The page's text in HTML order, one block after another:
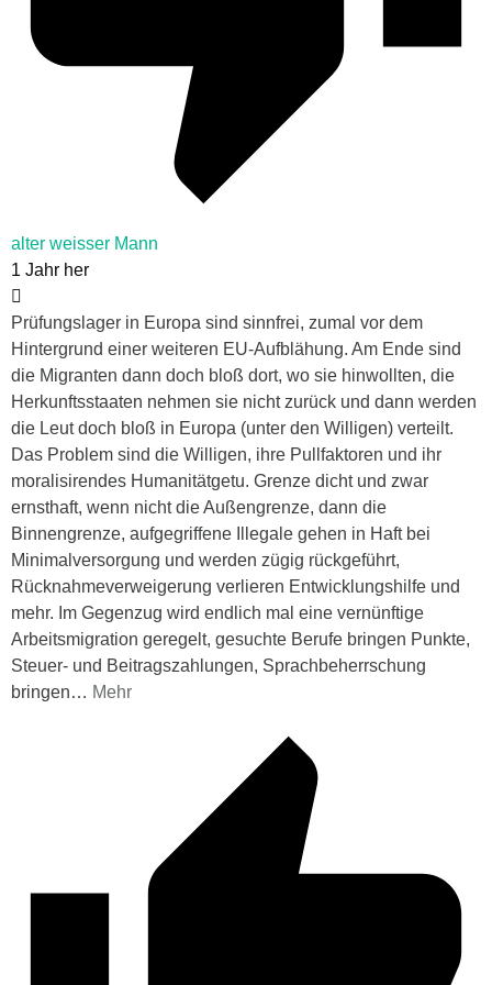
alter weisser Mann
1 Jahr her
Prüfungslager in Europa sind sinnfrei, zumal vor dem
Hintergrund einer weiteren EU-Aufblähung. Am Ende sind
die Migranten dann doch bloß dort, wo sie hinwollten, die
Herkunftsstaaten nehmen sie nicht zurück und dann werden
die Leut doch bloß in Europa (unter den Willigen) verteilt.
Das Problem sind die Willigen, ihre Pullfaktoren und ihr
moralisirendes Humanitätgetu. Grenze dicht und zwar
ernsthaft, wenn nicht die Außengrenze, dann die
Binnengrenze, aufgegriffene Illegale gehen in Haft bei
Minimalversorgung und werden zügig rückgeführt,
Rücknahmeverweigerung verlieren Entwicklungshilfe und
mehr. Im Gegenzug wird endlich mal eine vernünftige
Arbeitsmigration geregelt, gesuchte Berufe bringen Punkte,
Steuer- und Beitragszahlungen, Sprachbeherrschung
bringen… Mehr